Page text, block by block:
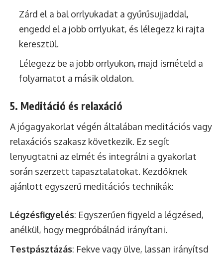
Zárd el a bal orrlyukadat a gyűrűsujjaddal,
engedd el a jobb orrlyukat, és lélegezz ki rajta
keresztül.
Lélegezz be a jobb orrlyukon, majd ismételd a
folyamatot a másik oldalon.
5. Meditáció és relaxáció
A jógagyakorlat végén általában meditációs vagy
relaxációs szakasz következik. Ez segít
lenyugtatni az elmét és integrálni a gyakorlat
során szerzett tapasztalatokat. Kezdőknek
ajánlott egyszerű meditációs technikák:
Légzésfigyelés: Egyszerűen figyeld a légzésed,
anélkül, hogy megpróbálnád irányítani.
Testpásztázás: Fekve vagy ülve, lassan irányítsd